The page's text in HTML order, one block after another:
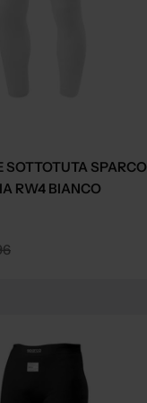
SOTTOTUTA SPARCO
RW4 BIANCO